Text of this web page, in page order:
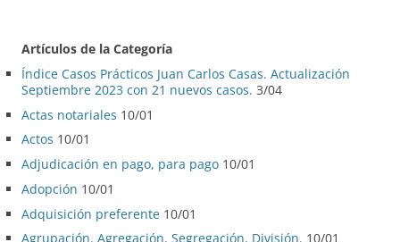
Artículos de la Categoría
Índice Casos Prácticos Juan Carlos Casas. Actualización
Septiembre 2023 con 21 nuevos casos. 3/04
Actas notariales 10/01
Actos 10/01
Adjudicación en pago, para pago 10/01
Adopción 10/01
Adquisición preferente 10/01
Agrupación. Agregación. Segregación. División. 10/01